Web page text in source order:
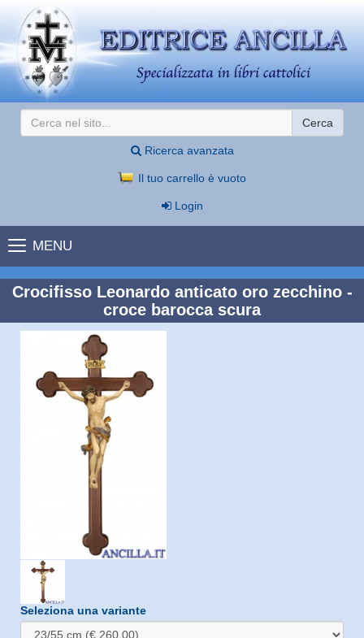
Cerca
Ricerca avanzata
Il tuo carrello è vuoto
Login
MENU
Crocifisso Leonardo anticato oro zecchino -
croce barocca scura
Seleziona una variante